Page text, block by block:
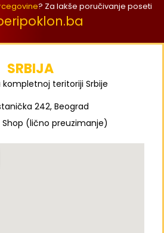
? Za lakše poručivanje poseti
SRBIJA
teritoriji Srbije
242, Beograd
Shop (lično preuzimanje)